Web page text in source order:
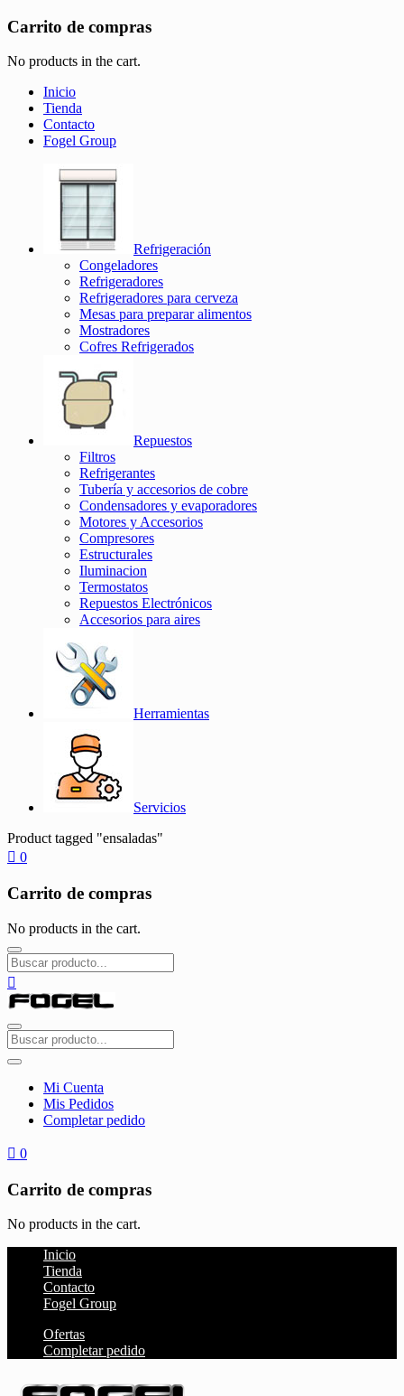
Carrito de compras
No products in the cart.
Inicio
Tienda
Contacto
Fogel Group
Refrigeración
Congeladores
Refrigeradores
Refrigeradores para cerveza
Mesas para preparar alimentos
Mostradores
Cofres Refrigerados
Repuestos
Filtros
Refrigerantes
Tubería y accesorios de cobre
Condensadores y evaporadores
Motores y Accesorios
Compresores
Estructurales
Iluminacion
Termostatos
Repuestos Electrónicos
Accesorios para aires
Herramientas
Servicios
Product tagged "ensaladas"
0
Carrito de compras
No products in the cart.
Mi Cuenta
Mis Pedidos
Completar pedido
0
Carrito de compras
No products in the cart.
Inicio
Tienda
Contacto
Fogel Group
Ofertas
Completar pedido